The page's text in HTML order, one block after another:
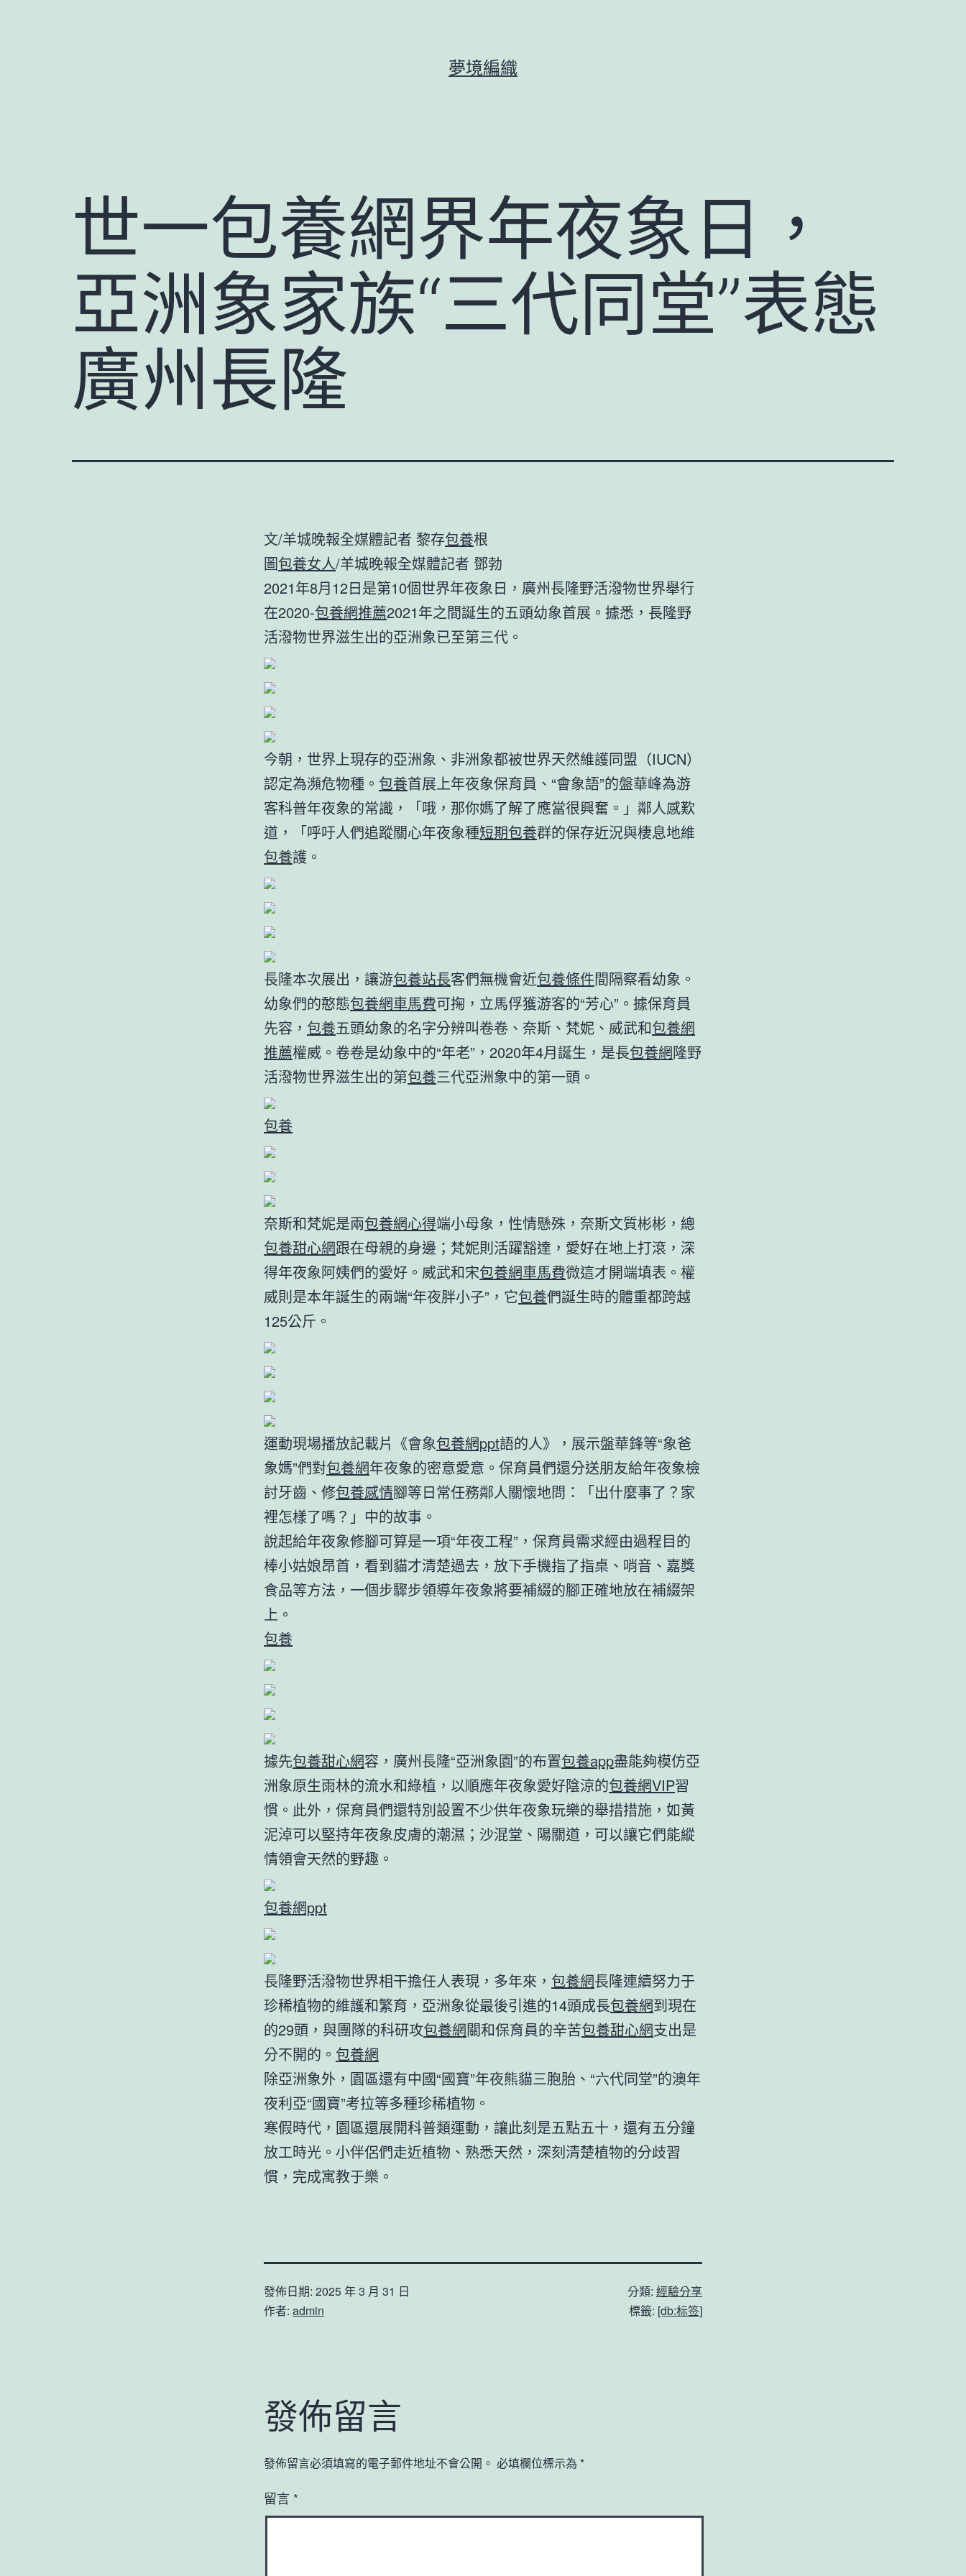
夢境編織
世一包養網界年夜象日，
亞洲象家族“三代同堂”表態
廣州長隆
文/羊城晚報全媒體記者 黎存包養根
圖包養女人/羊城晚報全媒體記者 鄧勃
2021年8月12日是第10個世界年夜象日，廣州長隆野活潑物世界舉行
在2020-包養網推薦2021年之間誕生的五頭幼象首展。據悉，長隆野
活潑物世界滋生出的亞洲象已至第三代。
今朝，世界上現存的亞洲象、非洲象都被世界天然維護同盟（IUCN）
認定為瀕危物種。 包養首展上年夜象保育員、“會象語”的盤華峰為游
客科普年夜象的常識，「哦，那你媽了解了應當很興奮。」鄰人感歎
道，「呼吁人們追蹤關心年夜象種短期包養群的保存近況與棲息地維
包養護。
長隆本次展出，讓游包養站長客們無機會近包養條件間隔察看幼象。
幼象們的憨態包養網車馬費可掬，立馬俘獲游客的“芳心”。據保育員
先容， 包養五頭幼象的名字分辨叫卷卷、奈斯、梵妮、威武和包養網
推薦權威。卷卷是幼象中的“年老”，2020年4月誕生，是長包養網隆野
活潑物世界滋生出的第包養三代亞洲象中的第一頭。
包養
奈斯和梵妮是兩包養網心得端小母象，性情懸殊，奈斯文質彬彬，總
包養甜心網跟在母親的身邊；梵妮則活躍豁達，愛好在地上打滾，深
得年夜象阿姨們的愛好。威武和宋包養網車馬費微這才開端填表。權
威則是本年誕生的兩端“年夜胖小子”，它包養們誕生時的體重都跨越
125公斤。
運動現場播放記載片《會象包養網ppt語的人》，展示盤華鋒等“象爸
象媽”們對包養網年夜象的密意愛意。保育員們還分送朋友給年夜象檢
討牙齒、修包養感情腳等日常任務鄰人關懷地問：「出什麼事了？家
裡怎樣了嗎？」中的故事。
說起給年夜象修腳可算是一項“年夜工程”，保育員需求經由過程目的
棒小姑娘昂首，看到貓才清楚過去，放下手機指了指桌、哨音、嘉獎
食品等方法，一個步驟步領導年夜象將要補綴的腳正確地放在補綴架
上。
包養
據先包養甜心網容，廣州長隆“亞洲象園”的布置包養app盡能夠模仿亞
洲象原生雨林的流水和綠植，以順應年夜象愛好陰涼的包養網VIP習
慣。此外，保育員們還特別設置不少供年夜象玩樂的舉措措施，如黃
泥淖可以堅持年夜象皮膚的潮濕；沙混堂、陽關道，可以讓它們能縱
情領會天然的野趣。
包養網ppt
長隆野活潑物世界相干擔任人表現，多年來， 包養網長隆連續努力于
珍稀植物的維護和繁育，亞洲象從最後引進的14頭成長包養網到現在
的29頭，與團隊的科研攻包養網關和保育員的辛苦包養甜心網支出是
分不開的。 包養網
除亞洲象外，園區還有中國“國寶”年夜熊貓三胞胎、“六代同堂”的澳年
夜利亞“國寶”考拉等多種珍稀植物。
寒假時代，園區還展開科普類運動，讓此刻是五點五十，還有五分鐘
放工時光。小伴侶們走近植物、熟悉天然，深刻清楚植物的分歧習
慣，完成寓教于樂。
發佈日期: 2025 年 3 月 31 日
作者: admin
分類: 經驗分享
標籤: [db:标签]
發佈留言
發佈留言必須填寫的電子郵件地址不會公開。 必填欄位標示為 *
留言 *